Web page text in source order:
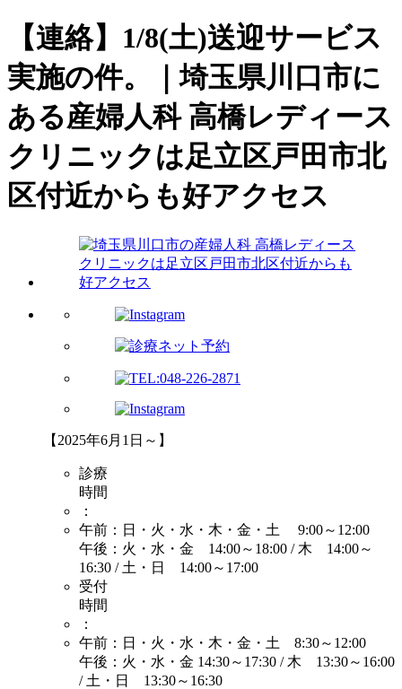
【連絡】1/8(土)送迎サービス
実施の件。｜埼玉県川口市に
ある産婦人科 高橋レディース
クリニックは足立区戸田市北
区付近からも好アクセス
【2025年6月1日～】
診療
時間
：
午前：日・火・水・木・金・土 9:00～12:00
午後：火・水・金 14:00～18:00 / 木 14:00～
16:30 / 土・日 14:00～17:00
受付
時間
：
午前：日・火・水・木・金・土 8:30～12:00
午後：火・水・金 14:30～17:30 / 木 13:30～16:00
/ 土・日 13:30～16:30